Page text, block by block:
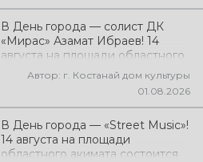
В День города — солист ДК
«Мирас» Азамат Ибраев! 14
августа на площади областного
акимата состоится концертная
программа Азамата Ибраева!
Вас ждут любимые песни,
энергия и праздничное
настроение!
Автор: г. Костанай дом культуры
01.08.2026
В День города — «Street Music»!
14 августа на площади
областного акимата состоится